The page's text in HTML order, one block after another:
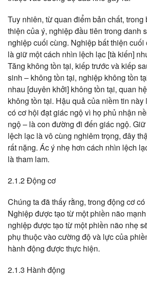
Tuy nhiên, từ quan điểm bản chất, trong
thiện của ý, nghiệp đầu tiên trong danh
nghiệp cuối cùng. Nghiệp bất thiện
là giữ một cách nhìn lệch lạc [tà kiến]
Tăng không tồn tại, kiếp trước và kiếp
sinh – không tồn tại, nghiệp không tồn
nhau [duyên khởi] không tồn tại, quan
không tồn tại. Hậu quả của niềm tin
có cơ hội đạt giác ngộ vì họ phủ nhận
ngộ – là con đường đi đến giác ngộ.
lệch lạc là vô cùng nghiêm trọng, đây
rất nặng. Ác ý nhẹ hơn cách nhìn lệch
là tham lam.
2.1.2 Động cơ
Chúng ta đã thấy rằng, trong động cơ
Nghiệp được tạo từ một phiền não
nghiệp được tạo từ một phiền não nhẹ
phụ thuộc vào cường độ và lực của
hành động được thực hiện.
2.1.3 Hành động